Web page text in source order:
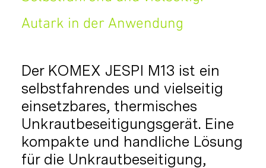
Der KOMEX JESPI M13 ist ein
selbstfahrendes und vielseitig
einsetzbares, thermisches
Unkrautbeseitigungsgerät. Eine
kompakte und handliche Lösung
für die Unkrautbeseitigung,
Autark in der Anwendung